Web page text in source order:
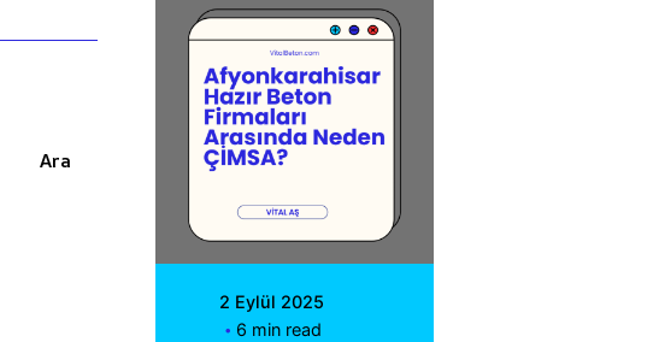
Ara Posted by
Vital A.Ş.
Webmaster
2 Eylül 2025
6 min read